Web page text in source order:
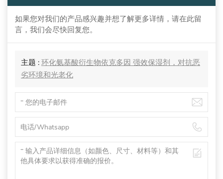
如果您对我们的产品感兴趣并想了解更多详情，请在此留
言，我们会尽快回复您。
主题 : 环化氨基酸衍生物依克多因 强效保湿剂，对抗恶
劣环境和光老化